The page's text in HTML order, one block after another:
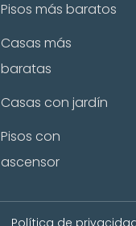
Pisos más baratos
Casas más
baratas
Casas con jardín
Pisos con
ascensor
Política de